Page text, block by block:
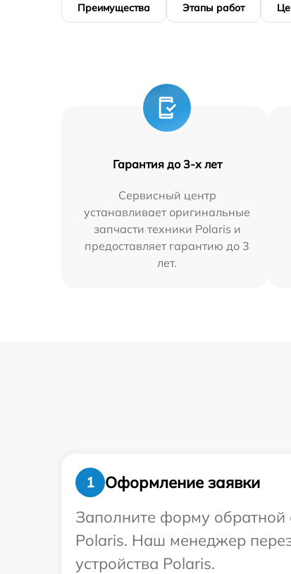
Преимущества Этапы работ
Гарантия до 3-х лет
Сервисный центр
устанавливает оригинальные
запчасти техники Polaris и
предоставляет гарантию до 3
лет.
1
Оформление заявки
Заполните форму обратной
Polaris. Наш менеджер
устройства Polaris.